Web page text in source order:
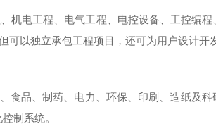
机电工程、电气工程、电控设备、工控编
可以独立承包工程项目，还可为用户设计
食品、制药、电力、环保、印刷、造纸及
制系统。